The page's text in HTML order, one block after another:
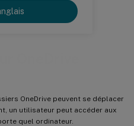
OneDrive peuvent se déplacer
un utilisateur peut accéder aux
quel ordinateur.